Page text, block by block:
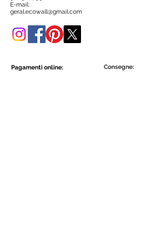
negozio online.
E-mail:
geral.ecowall@gmail.com
Pagamenti online: Consegne: